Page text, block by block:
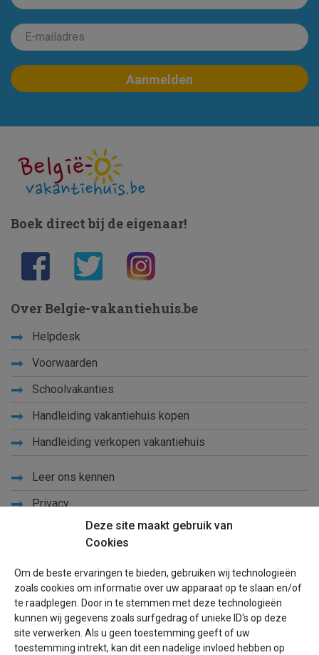
Deze site maakt gebruik van
Cookies
Om de beste ervaringen te bieden, gebruiken wij technologieën
zoals cookies om informatie over uw apparaat op te slaan en/of
te raadplegen. Door in te stemmen met deze technologieën
kunnen wij gegevens zoals surfgedrag of unieke ID's op deze
site verwerken. Als u geen toestemming geeft of uw
toestemming intrekt, kan dit een nadelige invloed hebben op
Boek direct bij de eigenaar!
Over Belgie-vakantiehuis.be
Helpdesk
Voorwaarden
Schoolvakanties
Handleiding vakantiehuis kopen
Handleiding verkopen vakantiehuis
Leer ons kennen
Privacy
Blog
Voor eigenaren
Een advertentie plaatsen